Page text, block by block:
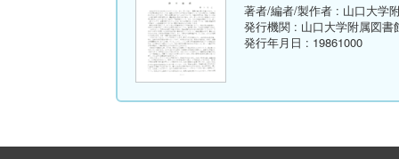
著者/編者/製作者 : 山口大学
発行機関 : 山口大学附属図書
発行年月日 : 19861000